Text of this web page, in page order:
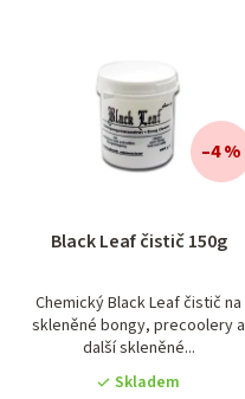
Black Leaf čistič 150g
Chemický Black Leaf čistič na
skleněné bongy, precoolery a
další skleněné...
Skladem
–4 %